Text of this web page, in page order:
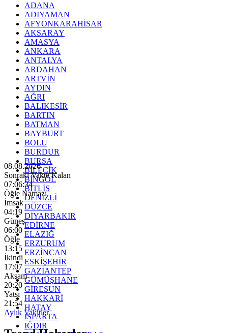
ADANA
ADIYAMAN
AFYONKARAHİSAR
AKSARAY
AMASYA
ANKARA
ANTALYA
ARDAHAN
ARTVİN
AYDIN
AĞRI
BALIKESİR
BARTIN
BATMAN
BAYBURT
BOLU
BURDUR
BURSA
BİLECİK
BİNGÖL
BİTLİS
DENİZLİ
DÜZCE
DİYARBAKIR
EDİRNE
ELAZIĞ
ERZURUM
ERZİNCAN
ESKİŞEHİR
GAZİANTEP
GÜMÜŞHANE
GİRESUN
HAKKARİ
HATAY
ISPARTA
IĞDIR
08.08.2026
Sonraki Vakte Kalan
07:06:32
Öğle Namazı
İmsak
04:19
Güneş
06:00
Öğle
13:15
İkindi
17:07
Akşam
20:20
Yatsı
21:54
Aylık Vakitler